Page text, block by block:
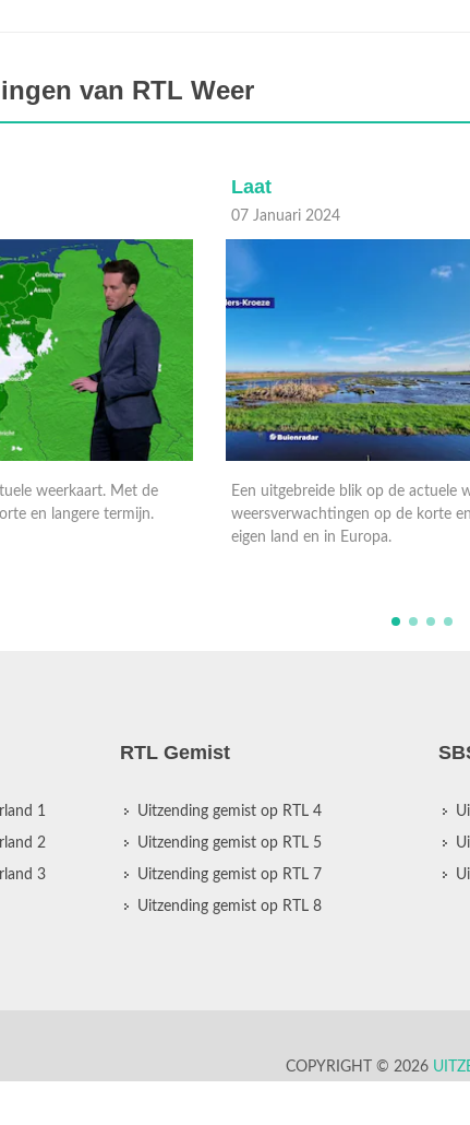
van RTL Weer
weerkaart. Met de
en langere termijn.
Laat
07 Januari 2024
Een uitgebreide blik op de actuele
weersverwachtingen op de korte
eigen land en in Europa.
1
2
3
RTL Gemist
Uitzending gemist op RTL 4
Uitzending gemist op RTL 5
Uitzending gemist op RTL 7
Uitzending gemist op RTL 8
COPYRIGHT © 2026